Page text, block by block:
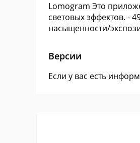
Lomogram Это
световых эффектов. -
насыщенности/
Версии
Если у вас есть